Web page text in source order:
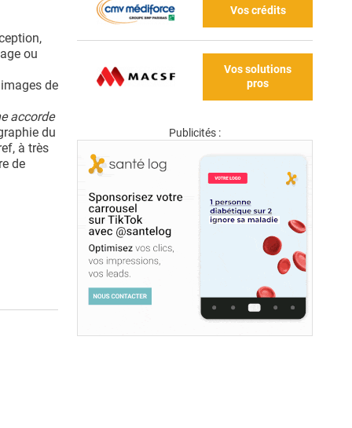
ou
de
accorde
du
à très
de
Vos crédits
Vos solutions
pros
Publicités :